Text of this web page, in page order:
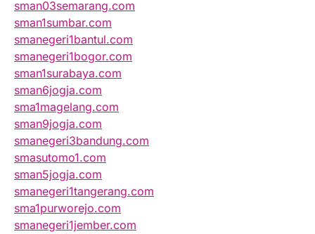
sman03semarang.com
sman1sumbar.com
smanegeri1bantul.com
smanegeri1bogor.com
sman1surabaya.com
sman6jogja.com
sma1magelang.com
sman9jogja.com
smanegeri3bandung.com
smasutomo1.com
sman5jogja.com
smanegeri1tangerang.com
sma1purworejo.com
smanegeri1jember.com